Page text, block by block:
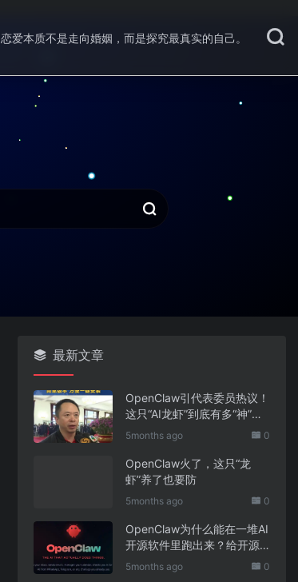
恋爱本质不是走向婚姻，而是探究最真实的自己。
最新文章
OpenClaw引代表委员热议！
这只“AI龙虾”到底有多“神”？
｜科技观察
5months ago 0
OpenClaw火了，这只“龙
虾”养了也要防
5months ago 0
OpenClaw为什么能在一堆AI
开源软件里跑出来？给开源
项目的三点启示
5months ago 0